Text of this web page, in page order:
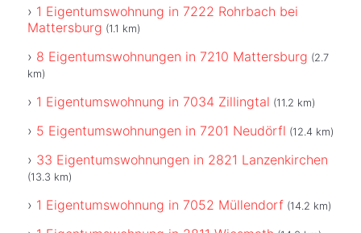
1 Eigentumswohnung in 7222 Rohrbach bei
Mattersburg (1.1 km)
8 Eigentumswohnungen in 7210 Mattersburg (2.7
km)
1 Eigentumswohnung in 7034 Zillingtal (11.2 km)
5 Eigentumswohnungen in 7201 Neudörfl (12.4 km)
33 Eigentumswohnungen in 2821 Lanzenkirchen
(13.3 km)
1 Eigentumswohnung in 7052 Müllendorf (14.2 km)